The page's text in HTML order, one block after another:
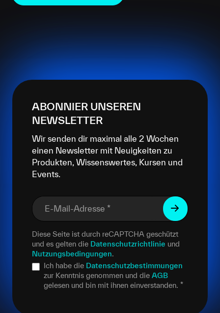
ABONNIER UNSEREN
NEWSLETTER
Wir senden dir maximal alle 2 Wochen
einen Newsletter mit Neuigkeiten zu
Produkten, Wissenswertes, Kursen und
Events.
E-Mail-Adresse *
Diese Seite ist durch reCAPTCHA geschützt
und es gelten die Datenschutzrichtlinie und
Nutzungsbedingungen.
Ich habe die Datenschutzbestimmungen
zur Kenntnis genommen und die AGB
gelesen und bin mit ihnen einverstanden. *